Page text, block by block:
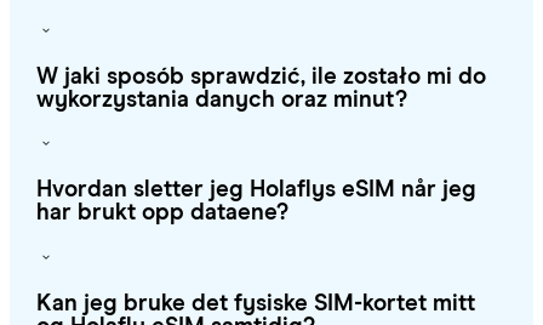
W jaki sposób sprawdzić, ile zostało mi do
wykorzystania danych oraz minut?
Hvordan sletter jeg Holaflys eSIM når jeg
har brukt opp dataene?
Kan jeg bruke det fysiske SIM-kortet mitt